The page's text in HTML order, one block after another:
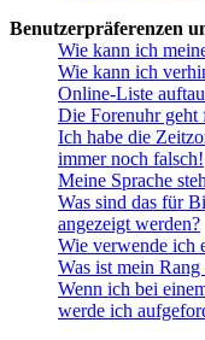
Benutzerpräferenzen
Wie kann ich
Wie kann ich
Online-Liste
Die Forenuhr geht
Ich habe die
immer noch falsch!
Meine Sprache
Was sind das für
angezeigt werden?
Wie verwende ich
Was ist mein
Wenn ich bei
werde ich